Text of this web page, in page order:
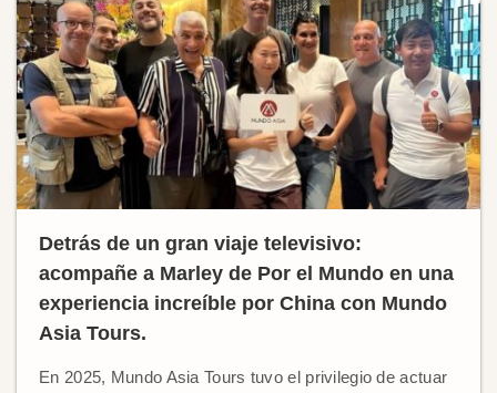
Detrás de un gran viaje televisivo:
acompañe a Marley de Por el Mundo en una
experiencia increíble por China con Mundo
Asia Tours.
En 2025, Mundo Asia Tours tuvo el privilegio de actuar